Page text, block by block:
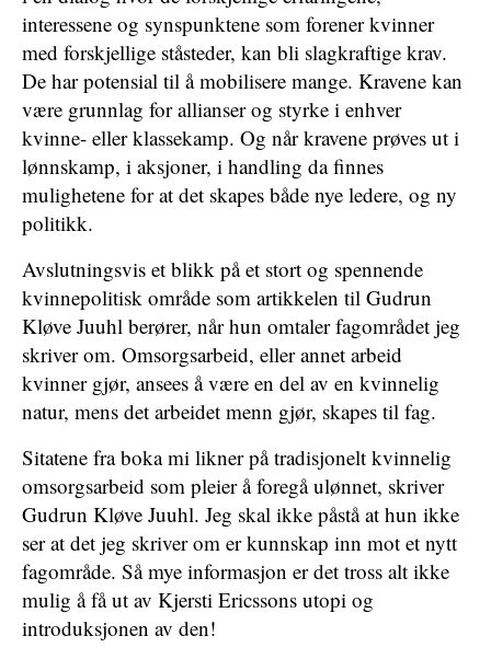
interessene og synspunktene som forener kvinner
med forskjellige ståsteder, kan bli slagkraftige krav.
De har potensial til å mobilisere mange. Kravene kan
være grunnlag for allianser og styrke i enhver
kvinne- eller klassekamp. Og når kravene prøves ut i
lønnskamp, i aksjoner, i handling da finnes
mulighetene for at det skapes både nye ledere, og ny
politikk.
Avslutningsvis et blikk på et stort og spennende
kvinnepolitisk område som artikkelen til Gudrun
Kløve Juuhl berører, når hun omtaler fagområdet jeg
skriver om. Omsorgsarbeid, eller annet arbeid
kvinner gjør, ansees å være en del av en kvinnelig
natur, mens det arbeidet menn gjør, skapes til fag.
Sitatene fra boka mi likner på tradisjonelt kvinnelig
omsorgsarbeid som pleier å foregå ulønnet, skriver
Gudrun Kløve Juuhl. Jeg skal ikke påstå at hun ikke
ser at det jeg skriver om er kunnskap inn mot et nytt
fagområde. Så mye informasjon er det tross alt ikke
mulig å få ut av Kjersti Ericssons utopi og
introduksjonen av den!